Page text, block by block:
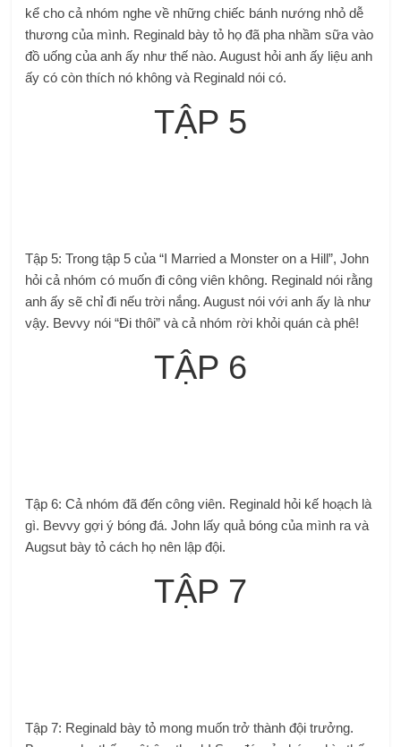
kể cho cả nhóm nghe về những chiếc bánh nướng nhỏ dễ
thương của mình. Reginald bày tỏ họ đã pha nhầm sữa vào
đồ uống của anh ấy như thế nào. August hỏi anh ấy liệu anh
ấy có còn thích nó không và Reginald nói có.
TẬP 5
Tập 5: Trong tập 5 của “I Married a Monster on a Hill”, John
hỏi cả nhóm có muốn đi công viên không. Reginald nói rằng
anh ấy sẽ chỉ đi nếu trời nắng. August nói với anh ấy là như
vậy. Bevvy nói “Đi thôi” và cả nhóm rời khỏi quán cà phê!
TẬP 6
Tập 6: Cả nhóm đã đến công viên. Reginald hỏi kế hoạch là
gì. Bevvy gợi ý bóng đá. John lấy quả bóng của mình ra và
Augsut bày tỏ cách họ nên lập đội.
TẬP 7
Tập 7: Reginald bày tỏ mong muốn trở thành đội trưởng.